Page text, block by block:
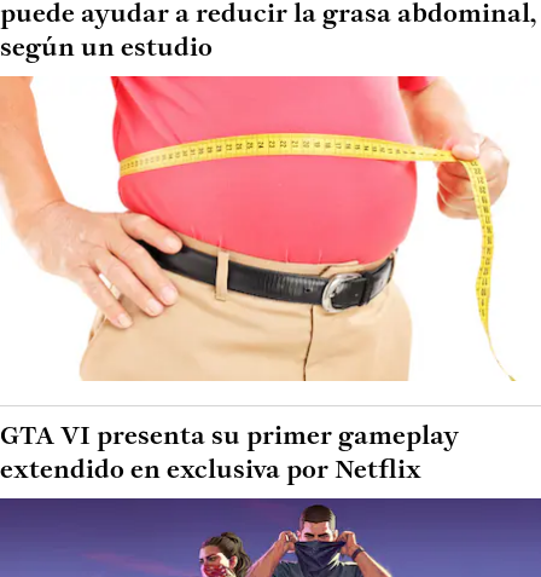
puede ayudar a reducir la grasa abdominal,
según un estudio
GTA VI presenta su primer gameplay
extendido en exclusiva por Netflix